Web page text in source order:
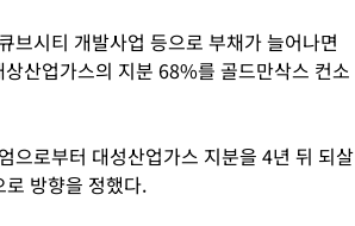
브시티 개발사업 등으로 부채가 늘어나면
산업가스의 지분 68%를 골드만삭스 컨소
으로부터 대성산업가스 지분을 4년 뒤 되살
방향을 정했다.